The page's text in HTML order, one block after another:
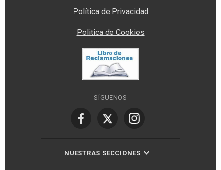
Política de Privacidad
Politica de Cookies
SÍGUENOS
NUESTRAS SECCIONES